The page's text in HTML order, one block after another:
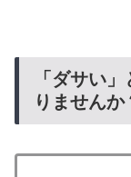
「ダサい
りませんか